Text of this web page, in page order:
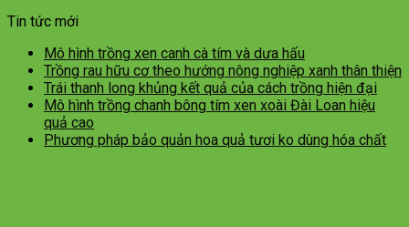
Tin tức mới
Mô hình trồng xen canh cà tím và dưa hấu
Trồng rau hữu cơ theo hướng nông nghiệp xanh thân thiện
Trái thanh long khủng kết quả của cách trồng hiện đại
Mô hình trồng chanh bông tím xen xoài Đài Loan hiệu
quả cao
Phương pháp bảo quản hoa quả tươi ko dùng hóa chất